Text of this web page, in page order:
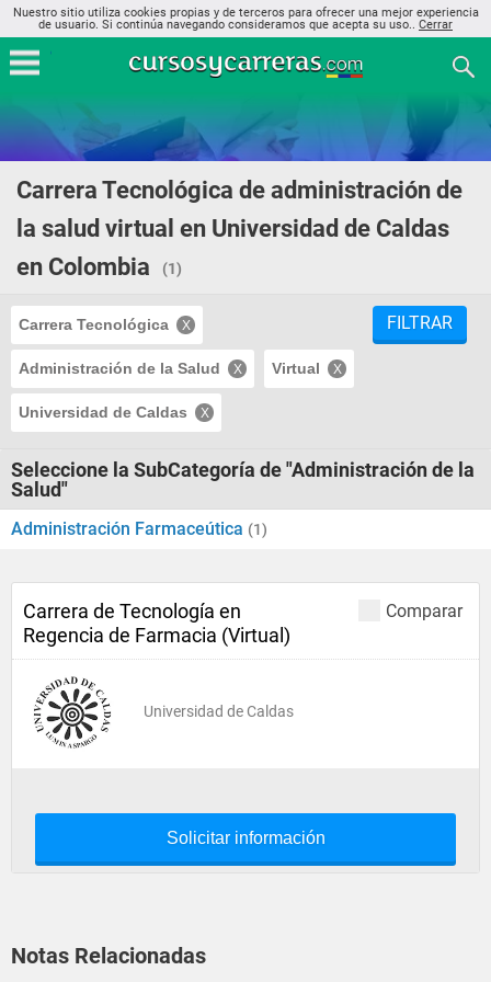
Nuestro sitio utiliza cookies propias y de terceros para ofrecer una mejor experiencia
de usuario. Si continúa navegando consideramos que acepta su uso.. Cerrar
Carrera Tecnológica de administración de
la salud virtual en Universidad de Caldas
en Colombia
(1)
Carrera Tecnológica
Administración de la Salud Virtual
Universidad de Caldas
FILTRAR
Seleccione la SubCategoría de "Administración de la
Salud"
Administración Farmaceútica (1)
Comparar
Carrera de Tecnología en
Regencia de Farmacia (Virtual)
Universidad de Caldas
Solicitar información
Notas Relacionadas